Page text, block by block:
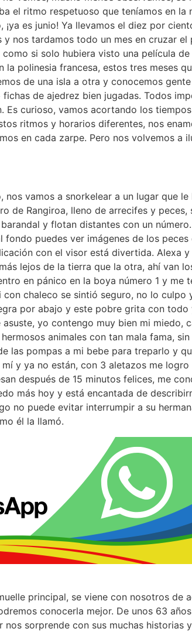
el ritmo respetuoso que teníamos en la
es junio! Ya llevamos el diez por
y nos tardamos todo un mes en cruzar
si solo hubiera visto una película
la polinesia francesa, estos tres meses
de una isla a otra y conocemos
de ajedrez bien jugadas. Todos
Es curioso, vamos acortando los
ritmos y horarios diferentes, nos
en cada zarpe. Pero nos volvemos a
vamos a snorkelear a un lugar que le
de Rangiroa, lleno de arrecifes y peces,
y flotan distantes con un
puedes ver imágenes de los peces
con el visor está divertida. Alexa
lejos de la tierra que la otra, ahí van
en pánico en la boya número 1 y me
chaleco se sintió seguro, no lo culpo
por abajo y este pobre grita con todo
yo contengo muy bien mi miedo,
animales con tan mala fama,
las pompas a mi bebe para treparlo y
y ya no están, con 3 aletazos me logro
después de 15 minutos felices, me
más hoy y está encantada de
no puede evitar interrumpir a su
él la llamó.
principal, se viene con nosotros de
conocerla mejor. De unos 63
sorprende con sus muchas historias